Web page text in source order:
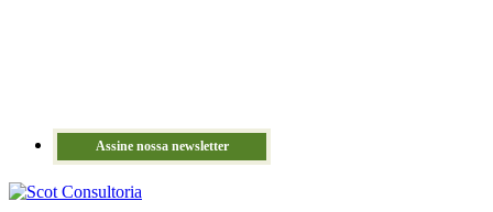
Assine nossa newsletter